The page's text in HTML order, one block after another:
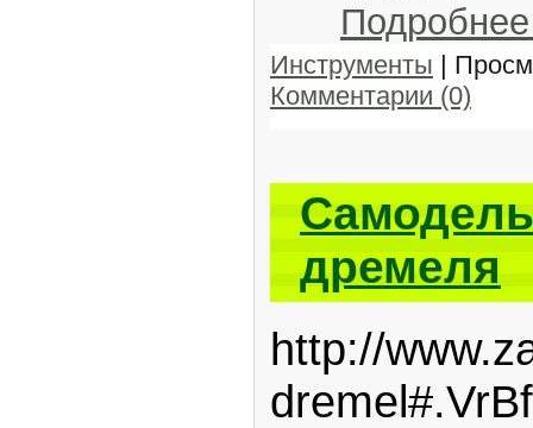
Инструменты |
Комментарии (0)
дремеля
http://